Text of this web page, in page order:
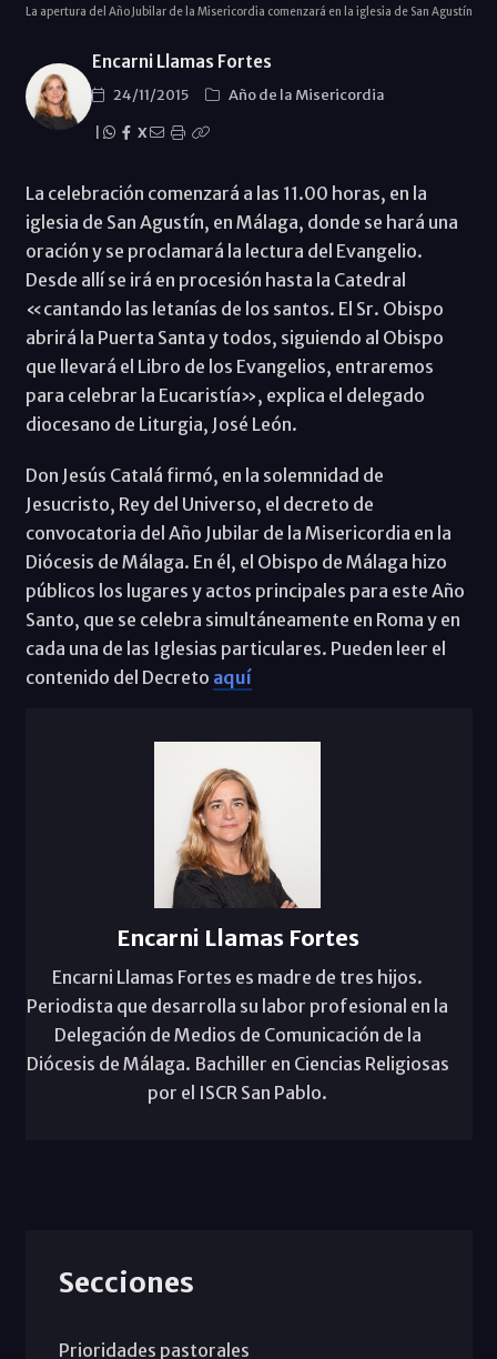
La apertura del Año Jubilar de la Misericordia comenzará en la iglesia de San Agustín
Encarni Llamas Fortes
24/11/2015
Año de la Misericordia
X
La celebración comenzará a las 11.00 horas, en la
iglesia de San Agustín, en Málaga, donde se hará una
oración y se proclamará la lectura del Evangelio.
Desde allí se irá en procesión hasta la Catedral
«cantando las letanías de los santos. El Sr. Obispo
abrirá la Puerta Santa y todos, siguiendo al Obispo
que llevará el Libro de los Evangelios, entraremos
para celebrar la Eucaristía», explica el delegado
diocesano de Liturgia, José León.
Don Jesús Catalá firmó, en la solemnidad de
Jesucristo, Rey del Universo, el decreto de
convocatoria del Año Jubilar de la Misericordia en la
Diócesis de Málaga. En él, el Obispo de Málaga hizo
públicos los lugares y actos principales para este Año
Santo, que se celebra simultáneamente en Roma y en
cada una de las Iglesias particulares. Pueden leer el
contenido del Decreto aquí
Encarni Llamas Fortes
Encarni Llamas Fortes es madre de tres hijos.
Periodista que desarrolla su labor profesional en la
Delegación de Medios de Comunicación de la
Diócesis de Málaga. Bachiller en Ciencias Religiosas
por el ISCR San Pablo.
Secciones
Prioridades pastorales